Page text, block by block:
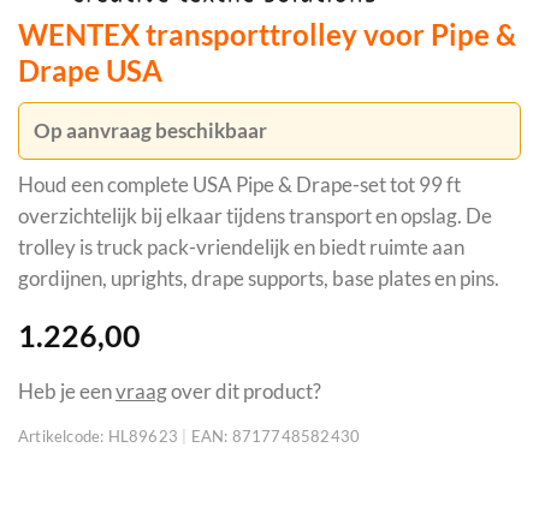
WENTEX transporttrolley voor Pipe &
Drape USA
Op aanvraag beschikbaar
Houd een complete USA Pipe & Drape-set tot 99 ft
overzichtelijk bij elkaar tijdens transport en opslag. De
trolley is truck pack-vriendelijk en biedt ruimte aan
gordijnen, uprights, drape supports, base plates en pins.
1.226,00
Heb je eenvraagover dit product?
Artikelcode: HL89623 EAN: 8717748582430